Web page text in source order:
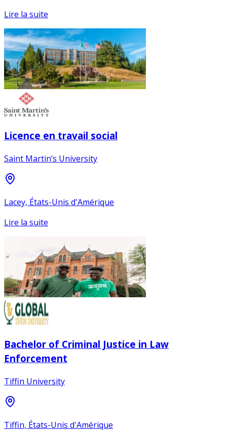
Lire la suite
Licence en travail social
Saint Martin’s University
Lacey, États-Unis d'Amérique
Lire la suite
Bachelor of Criminal Justice in Law
Enforcement
Tiffin University
Tiffin, États-Unis d'Amérique